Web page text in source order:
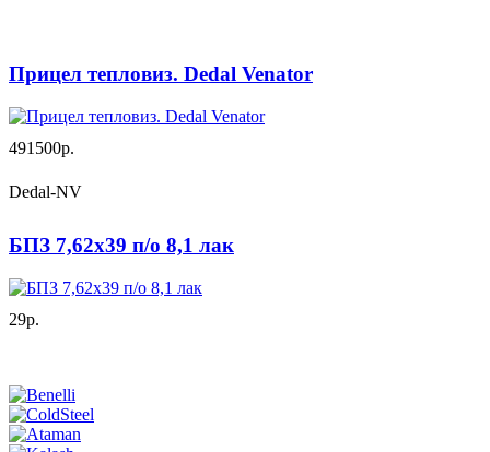
Прицел тепловиз. Dedal Venator
491500р.
Dedal-NV
БПЗ 7,62х39 п/о 8,1 лак
29р.